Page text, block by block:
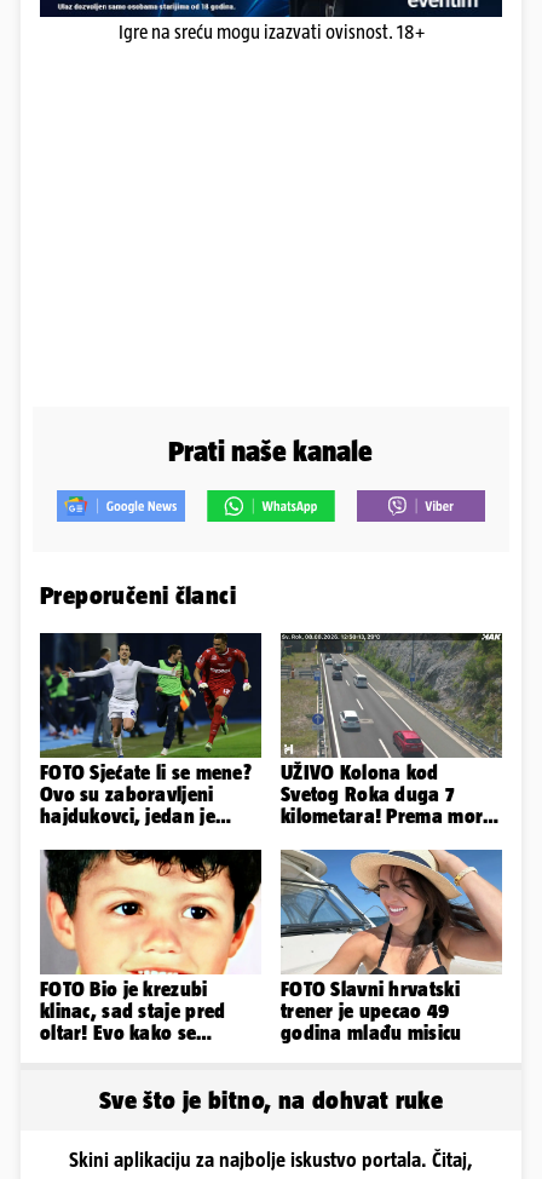
Igre na sreću mogu izazvati ovisnost. 18+
Prati naše kanale
Preporučeni članci
FOTO Sjećate li se mene?
Ovo su zaboravljeni
hajdukovci, jedan je
UŽIVO Kolona kod
Svetog Roka duga 7
kilometara! Prema moru
zastojima
FOTO Bio je krezubi
klinac, sad staje pred
oltar! Evo kako se
FOTO Slavni hrvatski
trener je upecao 49
godina mlađu misicu
Sve što je bitno, na dohvat ruke
Skini aplikaciju za najbolje iskustvo portala. Čitaj,